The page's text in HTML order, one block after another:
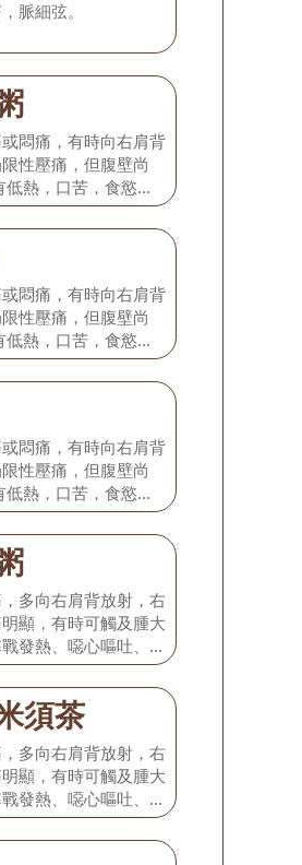
脈細弦。
悶痛，有時向右肩背
性壓痛，但腹壁尚
熱，口苦，食慾減
吐，無黃疸，舌淡
或弦緊。 本型相當
或單純性急性膽囊
悶痛，有時向右肩背
性壓痛，但腹壁尚
熱，口苦，食慾減
吐，無黃疸，舌淡
或弦緊。 本型相當
或單純性急性膽囊
悶痛，有時向右肩背
性壓痛，但腹壁尚
熱，口苦，食慾減
吐，無黃疸，舌淡
或弦緊。 本型相當
或單純性急性膽囊
多向右肩背放射，右
顯，有時可觸及腫大
發熱、噁心嘔吐、口
部分患者出現黃疸，
而數。 本型相當於
炎，急性發作時，應
治，以防不測。 一
制的情況下，配合如
須茶
多向右肩背放射，右
顯，有時可觸及腫大
發熱、噁心嘔吐、口
部分患者出現黃疸，
而數。 本型相當於